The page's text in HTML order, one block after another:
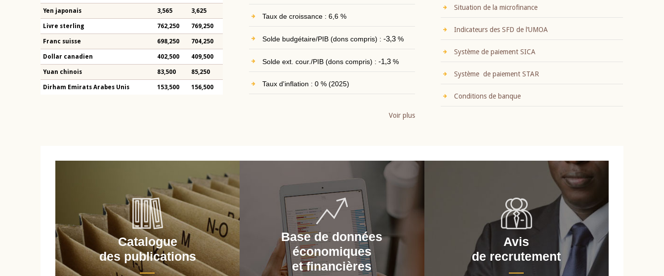
Yen japonais 3,565 3,625
Livre sterling 762,250 769,250
Franc suisse 698,250 704,250
Dollar canadien 402,500 409,500
Yuan chinois 83,500 85,250
Dirham Emirats Arabes Unis 153,500 156,500
Taux de croissance : 6,6 %
Solde budgétaire/PIB (dons compris) : -3,3%
Solde ext. cour./PIB (dons compris) : -1,3%
Taux d'inflation : 0 % (2025)
Voir plus
Situation de la microfinance
Indicateurs des SFD de l’UMOA
Système de paiement SICA
Système de paiement STAR
Conditions de banque
Catalogue
des publications
Base de données
économiques
et financières
Avis
de recrutement